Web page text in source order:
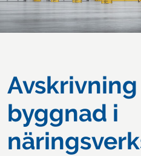
byggnad i